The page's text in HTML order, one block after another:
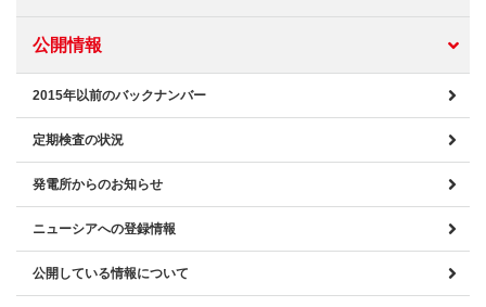
公開情報
2015年以前のバックナンバー
定期検査の状況
発電所からのお知らせ
ニューシアへの登録情報
公開している情報について